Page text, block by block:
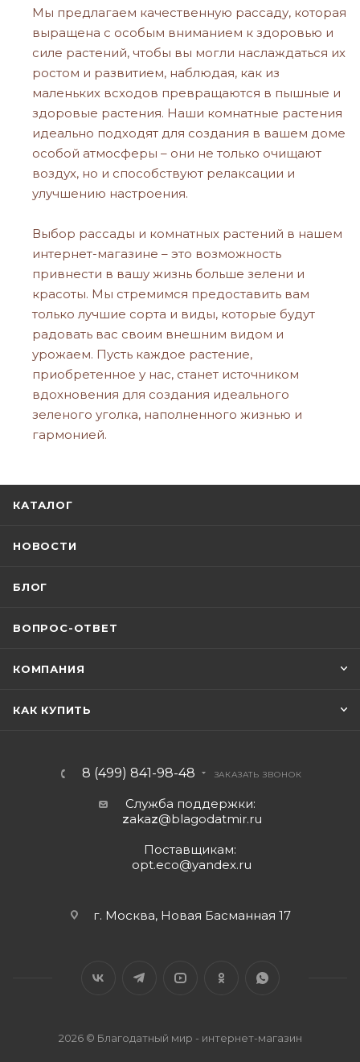
Мы предлагаем качественную рассаду, которая
выращена с особым вниманием к здоровью и
силе растений, чтобы вы могли наслаждаться их
ростом и развитием, наблюдая, как из
маленьких всходов превращаются в пышные и
здоровые растения. Наши комнатные растения
идеально подходят для создания в вашем доме
особой атмосферы – они не только очищают
воздух, но и способствуют релаксации и
улучшению настроения.
Выбор рассады и комнатных растений в нашем
интернет-магазине – это возможность
привнести в вашу жизнь больше зелени и
красоты. Мы стремимся предоставить вам
только лучшие сорта и виды, которые будут
радовать вас своим внешним видом и
урожаем. Пусть каждое растение,
приобретенное у нас, станет источником
вдохновения для создания идеального
зеленого уголка, наполненного жизнью и
гармонией.
КАТАЛОГ
НОВОСТИ
БЛОГ
ВОПРОС-ОТВЕТ
КОМПАНИЯ
КАК КУПИТЬ
8 (499) 841-98-48 ЗАКАЗАТЬ ЗВОНОК
Служба поддержки:
zakaz@blagodatmir.ru
Поставщикам:
opt.eco@yandex.ru
г. Москва, Новая Басманная 17
2026 © Благодатный мир - интернет-магазин